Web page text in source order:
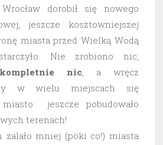
dorobił się nowego
jeszcze kosztowniejszej
miasta przed Wielką Wodą
Nie zrobiono nic,
nic, a wręcz
w wielu miejscach się
miasto jeszcze pobudowało
terenach!
zalało mniej (póki co!) miasta